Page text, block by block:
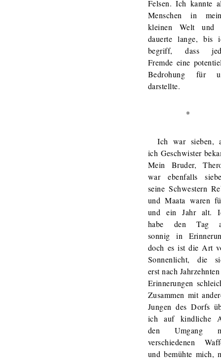
Felsen. Ich kannte
Menschen in
kleinen Welt und
dauerte lange, bis
begriff, dass
Fremde eine
Bedrohung für
darstellte.
*
Ich war sieben,
ich Geschwister
Mein Bruder,
war ebenfalls
seine Schwestern
und Maata waren
und ein Jahr alt.
habe den Tag
sonnig in
doch es ist die Art
Sonnenlicht, die
erst nach
Erinnerungen
Zusammen mit
Jungen des Dorfs
ich auf kindliche
den Umgang
verschiedenen
und bemühte mich,